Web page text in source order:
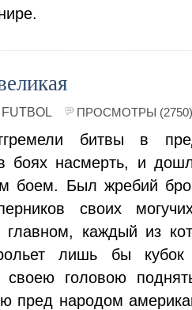
ПРОСМОТРЫ (2750)
битвы в
боях насмерть, и
боем. Был жребий
своих
каждый из
лишь бы
своею головою
пред народом